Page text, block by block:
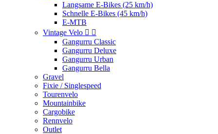
Langsame E-Bikes (25 km/h)
Schnelle E-Bikes (45 km/h)
E-MTB
Vintage Velo  
Gangurru Classic
Gangurru Deluxe
Gangurru Urban
Gangurru Bella
Gravel
Fixie / Singlespeed
Tourenvelo
Mountainbike
Cargobike
Rennvelo
Outlet